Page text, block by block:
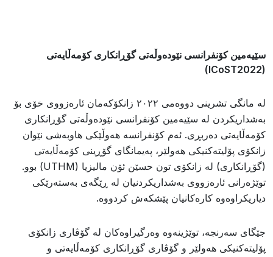
سێیەمین کۆنفرانسی نێودەوڵەتی گۆڕانکاری کۆمەڵایەتی
(ICoST2022)
لە مانگی تشرینی دووەمی ٢٠٢٢ زانکۆکەمان ئارەزووی خۆی بۆ
بەشداریکردن لە سێیەمین کۆنفرانسی نێودەوڵەتی گۆڕانکاری
کۆمەڵایەتی دەربڕی. ئەم کۆنفرانسە هەوڵێکی هاوبەشی نێوان
زانکۆی پۆلیتەکنیکی هەولێر، پەیمانگای گۆڕینی کۆمەڵایەتی
(گۆڕانکاری) لە زانکۆی تون حسێن ئۆن مالیزیا (UTHM) بوو.
توێژەرانی ئارەزووی بەشداریکردنیان لە ڕێگەی بەستەرێکی
دیاریکراوەوە کارەکانیان پێشکەش کردووە.
جێگای سەرنجە، توێژینەوە وەرگیراوەکان لە گۆڤاری زانکۆی
پۆلیتەکنیکی هەولێر و گۆڤاری گۆڕانکاری کۆمەڵایەتی و